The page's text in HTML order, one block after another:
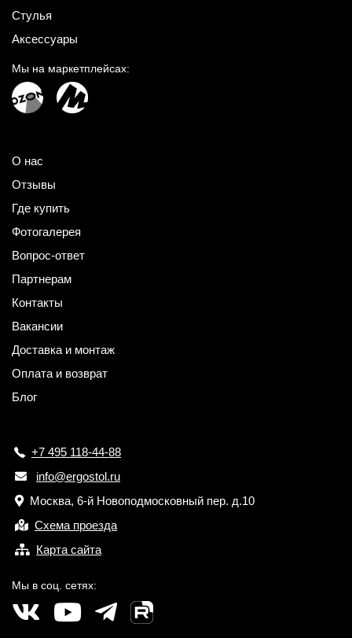
Стулья
Аксессуары
Мы на маркетплейсах:
О нас
Отзывы
Где купить
Фотогалерея
Вопрос-ответ
Партнерам
Контакты
Вакансии
Доставка и монтаж
Оплата и возврат
Блог
+7 495 118-44-88
info@ergostol.ru
Москва, 6-й Новоподмосковный пер. д.10
Схема проезда
Карта сайта
Мы в соц. сетях: